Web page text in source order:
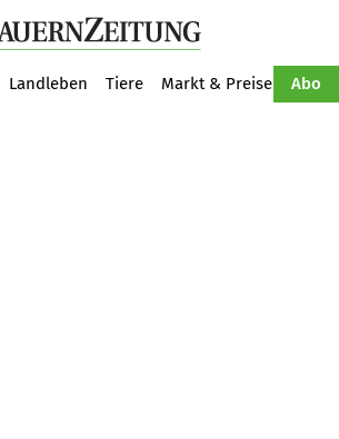
Landleben Tiere Markt & Preise Abo